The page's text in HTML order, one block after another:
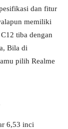
dan fitur
memiliki
tiba dengan
Bila di
pilih Realme
6,53 inci